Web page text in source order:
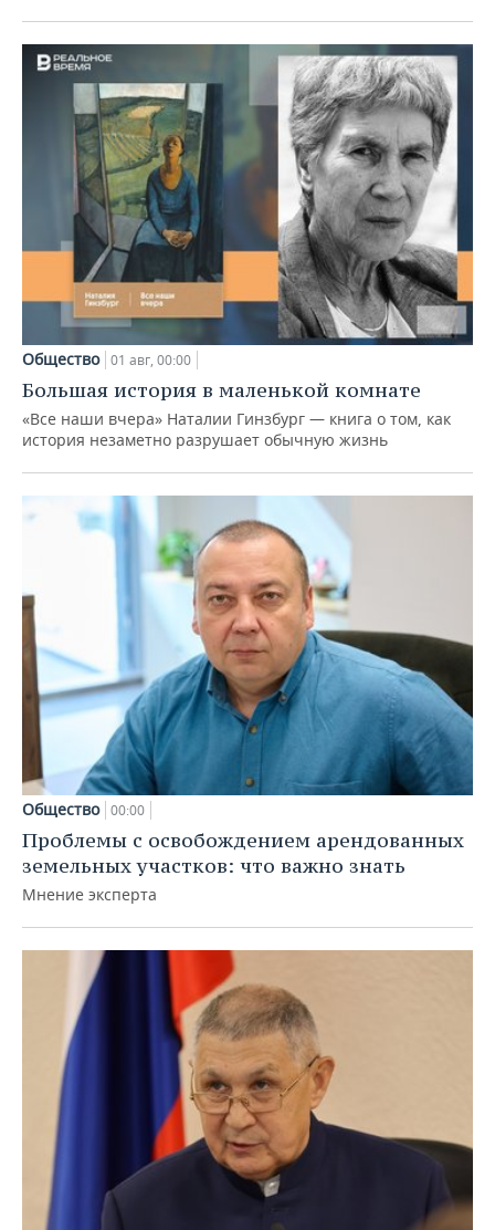
Общество 01 авг, 00:00
Большая история в маленькой комнате
«Все наши вчера» Наталии Гинзбург — книга о том, как
история незаметно разрушает обычную жизнь
Общество 00:00
Проблемы с освобождением арендованных
земельных участков: что важно знать
Мнение эксперта